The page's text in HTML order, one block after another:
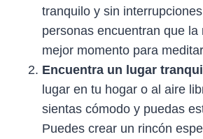
tranquilo y sin
personas encuentran que la
mejor momento para
Encuentra un lugar
lugar en tu hogar o al aire
sientas cómodo y puedas
Puedes crear un rincón